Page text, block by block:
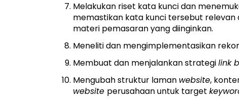
Melakukan riset kata kunci dan
memastikan kata kunci tersebut relevan
materi pemasaran yang diinginkan.
Meneliti dan mengimplementasikan
Membuat dan menjalankan strategilink
Mengubah struktur laman website,
website perusahaan untuk target